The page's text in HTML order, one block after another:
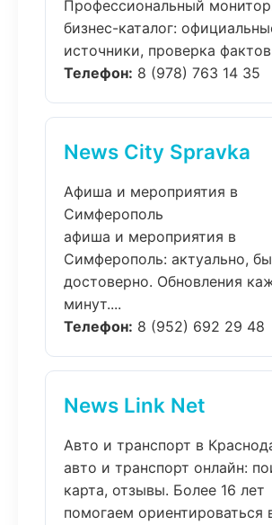
Профессиональный
бизнес-каталог:
источники, проверка
Телефон: 8 (978) 763 14 35
News City Spravka
Афиша и мероприятия в
Симферополь
афиша и мероприятия в
Симферополь: актуально,
достоверно. Обновления
минут....
Телефон: 8 (952) 692 29 48
News Link Net
Авто и транспорт в
авто и транспорт онлайн:
карта, отзывы. Более 16 лет
помогаем ориентироваться